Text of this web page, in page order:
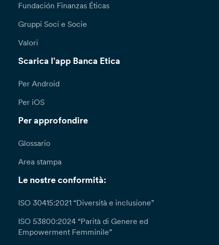
Fundación Finanzas Éticas
Gruppi Soci e Socie
Valori
Scarica l'app Banca Etica
Per Android
Per iOS
Per approfondire
Glossario
Area stampa
Le nostre conformità:
ISO 30415:2021 “Diversità e inclusione”
ISO 53800:2024 “Parità di Genere ed
Empowerment Femminile”